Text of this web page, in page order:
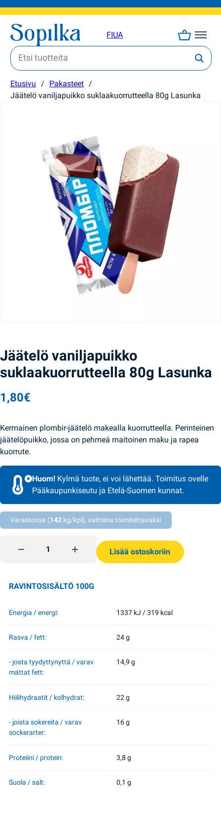
FIUA
Etusivu / Pakasteet /
Jäätelö vaniljapuikko suklaakuorrutteella 80g Lasunka
Jäätelö vaniljapuikko
suklaakuorrutteella 80g Lasunka
1,80€
Kermainen plombir-jäätelö makealla kuorrutteella. Perinteinen
jäätelöpuikko, jossa on pehmeä maitoinen maku ja rapea
kuorrute.
Huom! Kylmä tuote, ei voi lähettää. Toimitus ovelle
Pääkaupunkiseutu ja Etelä-Suomen kunnat.
Varastossa (142 kg/kpl), valmiina toimitettavaksi
Jäätelö vaniljapuikko suklaakuorrutteella 80g Lasunka
Lisää ostoskoriin
RAVINTOSISÄLTÖ 100G
Energia / energi: 1337 kJ / 319 kcal
Rasva / fett: 24 g
- josta tyydyttynyttä / varav
mättat fett:
14,9 g
Hiilihydraatit / kolhydrat: 22 g
- joista sokereita / varav
sockerarter:
16 g
Proteiini / protein: 3,8 g
Suola / salt: 0,1 g